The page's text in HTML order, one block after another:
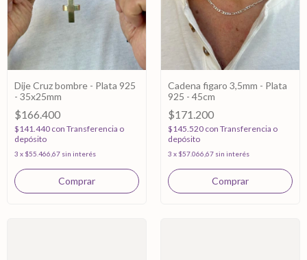
Dije Cruz bombre - Plata 925
- 35x25mm
$166.400
$141.440 con Transferencia o
depósito
3 x $55.466,67 sin interés
Cadena figaro 3,5mm - Plata
925 - 45cm
$171.200
$145.520 con Transferencia o
depósito
3 x $57.066,67 sin interés